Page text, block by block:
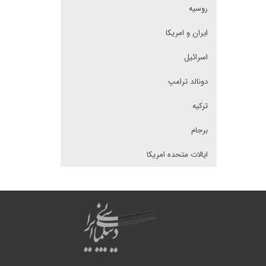
روسیه
ایران و امریکا
اسرائیل
دونالد ترامپ
ترکیه
برجام
ایالات متحده امریکا